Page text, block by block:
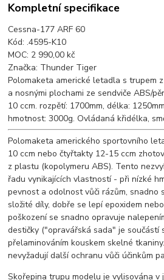
Kompletní specifikace
Cessna-177 ARF 60
Kód: .4595-K10
MOC: 2 990,00 kč
Značka: Thunder Tiger
Polomaketa americké letadla s trupem
a nosnými plochami ze sendviče ABS/
10 ccm. rozpětí: 1700mm, délka:
hmotnost: 3000g. Ovládaná křidélka,
Polomaketa amerického sportovního
10 ccm nebo čtyřtakty 12-15 ccm
z plastu (kopolymeru ABS). Tento
řadu vynikajících vlastností - při nízké
pevnost a odolnost vůči rázům, snadno
složité díly, dobře se lepí epoxidem
poškození se snadno opravuje
destičky ("opravářská sada" je součástí
přelaminováním kouskem skelné
nevyžadují další ochranu vůči účinkům
Skořepina trupu modelu je vylisována v